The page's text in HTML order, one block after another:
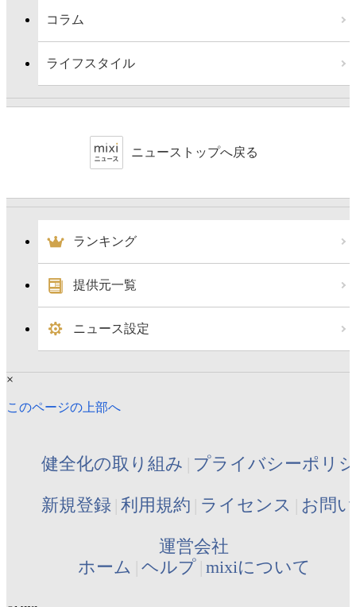
コラム
ライフスタイル
ニューストップへ戻る
ランキング
提供元一覧
ニュース設定
×
このページの上部へ
健全化の取り組み プライバシーポリ
新規登録 利用規約 ライセンス お問
運営会社
ホーム ヘルプ mixiについて